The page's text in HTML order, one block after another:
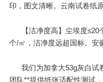
印，图文清晰。云南试卷纸
【洁净度高】尘埃度
个/㎡，洁净度远超国标。安
我们为加拿大53g灰白试
团队**提供纸张适配性测试